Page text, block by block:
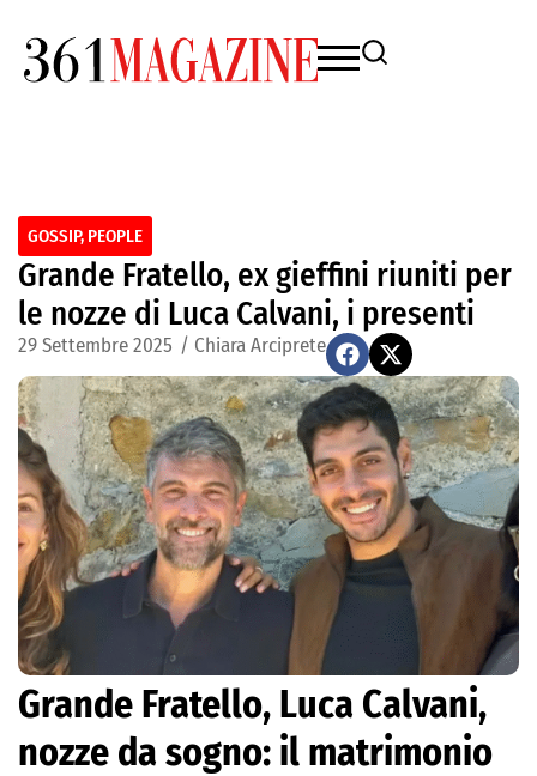
GOSSIP, PEOPLE
Grande Fratello, ex gieffini riuniti per
le nozze di Luca Calvani, i presenti
29 Settembre 2025 / Chiara Arciprete
Grande Fratello, Luca Calvani,
nozze da sogno: il matrimonio